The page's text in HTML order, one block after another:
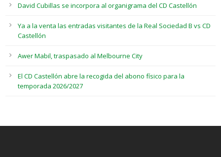
David Cubillas se incorpora al organigrama del CD Castellón
Ya a la venta las entradas visitantes de la Real Sociedad B vs CD
Castellón
Awer Mabil, traspasado al Melbourne City
El CD Castellón abre la recogida del abono físico para la
temporada 2026/2027